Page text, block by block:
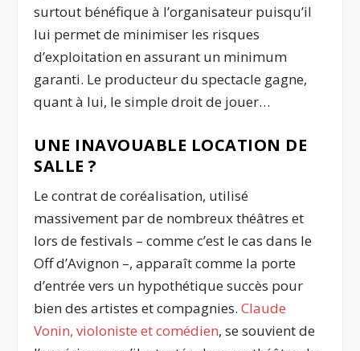
surtout bénéfique à l’organisateur puisqu’il
lui permet de minimiser les risques
d’exploitation en assurant un minimum
garanti. Le producteur du spectacle gagne,
quant à lui, le simple droit de jouer…
UNE INAVOUABLE LOCATION DE
SALLE ?
Le contrat de coréalisation, utilisé
massivement par de nombreux théâtres et
lors de festivals – comme c’est le cas dans le
Off d’Avignon –, apparaît comme la porte
d’entrée vers un hypothétique succès pour
bien des artistes et compagnies.Claude
Vonin, violoniste et comédien, se souvient de